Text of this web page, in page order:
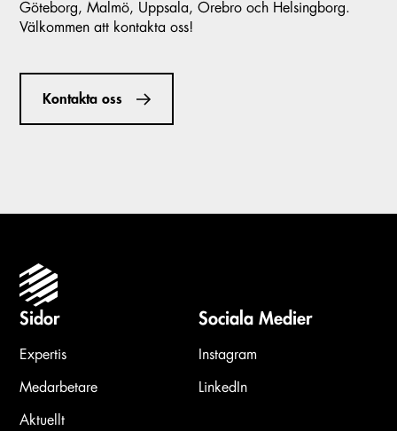
Göteborg, Malmö, Uppsala, Örebro och Helsingborg.
Välkommen att kontakta oss!
Kontakta oss
Sidor
Expertis
Medarbetare
Aktuellt
Sociala Medier
Instagram
LinkedIn